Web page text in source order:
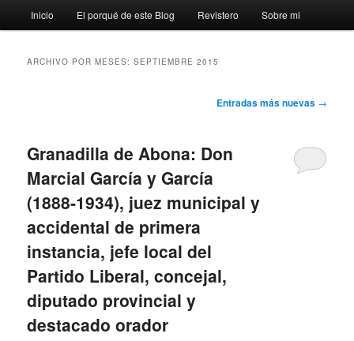
principal
Inicio El porqué de este Blog Revistero Sobre mi
ARCHIVO POR MESES:SEPTIEMBRE 2015
Entradas más nuevas →
Granadilla de Abona: Don
Marcial García y García
(1888-1934), juez municipal y
accidental de primera
instancia, jefe local del
Partido Liberal, concejal,
diputado provincial y
destacado orador